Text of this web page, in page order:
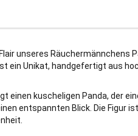
unseres Räuchermännchens
ein Unikat, handgefertigt aus
einen kuscheligen Panda, der
entspannten Blick. Die Figur